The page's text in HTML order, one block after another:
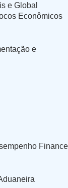
e Global
Econômicos
e